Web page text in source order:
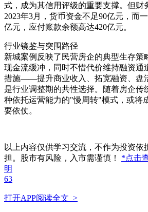
式，成为其信用评级的重要支撑。但财
2023年3月，货币资金不足90亿元，而
亿元，应付账款余额高达420亿元。
行业镜鉴与突围路径
新城案例反映了民营房企的典型生存策
现金流缓冲，同时不惜代价维持融资通
措施——提升商业收入、拓宽融资、盘
是行业调整期的共性选择。随着房企传
种依托运营能力的"慢周转"模式，或将
要依仗。
以上内容仅供学习交流，不作为投资依
担。股市有风险，入市需谨慎！ *点击
明
63
打开APP阅读全文 >